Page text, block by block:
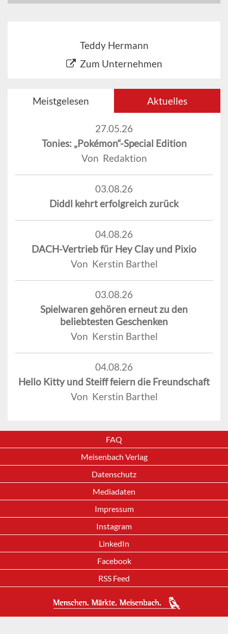
Teddy Hermann
Zum Unternehmen
Meistgelesen Aktuelles
27.05.26
Tonies: „Pokémon“-Special Edition
Von Redaktion
03.08.26
Diddl kehrt erfolgreich zurück
04.08.26
DACH-Vertrieb für Hey Clay und Pixio
Von Kerstin Barthel
03.08.26
Spielwaren gehören erneut zu den
beliebtesten Geschenken
Von Kerstin Barthel
04.08.26
Hello Kitty und Steiff feiern die Freundschaft
Von Kerstin Barthel
FAQ
Meisenbach Verlag
Datenschutz
Mediadaten
Impressum
Instagram
LinkedIn
Facebook
RSS Feed